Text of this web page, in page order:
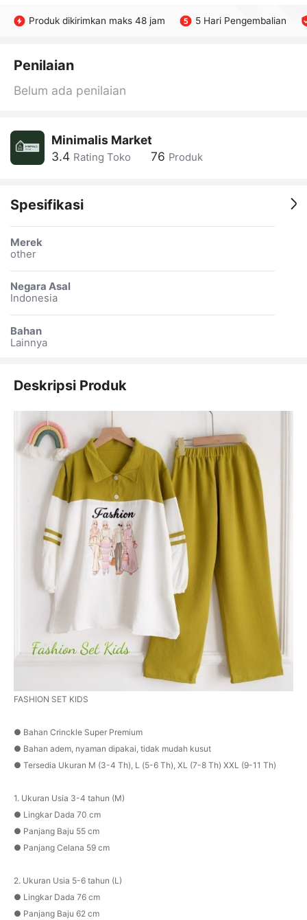
Produk dikirimkan maks 48 jam 5 Hari Pengembalian
Penilaian
Belum ada penilaian
Minimalis Market
3.4 Rating Toko 76 Produk
Spesifikasi
Merek
other
Negara Asal
Indonesia
Bahan
Lainnya
Deskripsi Produk
FASHION SET KIDS
● Bahan Crinckle Super Premium
● Bahan adem, nyaman dipakai, tidak mudah kusut
● Tersedia Ukuran M (3-4 Th), L (5-6 Th), XL (7-8 Th) XXL (9-11 Th)
1. Ukuran Usia 3-4 tahun (M)
● Lingkar Dada 70 cm
● Panjang Baju 55 cm
● Panjang Celana 59 cm
2. Ukuran Usia 5-6 tahun (L)
● Lingkar Dada 76 cm
● Panjang Baju 62 cm